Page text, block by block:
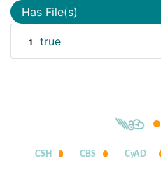
Has File(s)
1 true
CSH CBS CyAD